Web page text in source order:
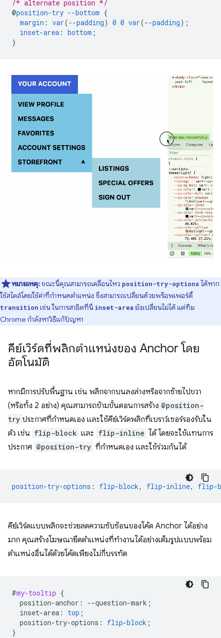
/* alternate position */
@position-try --bottom {
margin : var(--padding) 0 0 var(--padding);
inset-area : bottom ;
}
หมายเหตุ: ขณะนี้คุณสามารถเคลื่อนไหว position-try-options ได้หาก
ใช้สไตล์โดยใช้ค่าที่กำหนดตำแหน่ง ซึ่งสามารถเปลี่ยนด้วยพร็อพเพอร์ตี้
transition เช่น ในการสาธิตที่นี่ inset-area ยังเปลี่ยนไม่ได้ แต่ทีม
Chrome กำลังหาวิธีแก้ปัญหา
คีย์เวิร์ดที่พลิกตำแหน่งของ Anchor โดย
อัตโนมัติ
หากมีการปรับพื้นฐาน เช่น พลิกจากบนลงล่างหรือจากซ้ายไปขวา
(หรือทั้ง 2 อย่าง) คุณสามารถข้ามขั้นตอนการสร้าง @position-
try ประกาศที่กำหนดเอง และใช้คีย์เวิร์ดพลิกที่เบราว์เซอร์รองรับใน
ตัว เช่น flip-block และ flip-inline ได้ โดยจะใช้แทนการ
ประกาศ @position-try ที่กำหนดเอง และใช้ร่วมกันได้
position-try-options : flip-block, flip-inline, flip-
คีย์เวิร์ดแบบพลิกจะช่วยลดความซับซ้อนของโค้ด Anchor ได้อย่าง
มาก คุณสร้างโฆษณายึดตำแหน่งที่ทำงานได้อย่างเต็มรูปแบบพร้อม
ตำแหน่งอื่นได้ด้วยโค้ดเพียงไม่กี่บรรทัด
#my-tooltip {
position-anchor : --question-mark ;
inset-area : top ;
position-try-options : flip-block ;
}